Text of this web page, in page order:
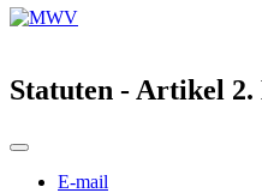
Statuten - Artikel 2.
E-mail